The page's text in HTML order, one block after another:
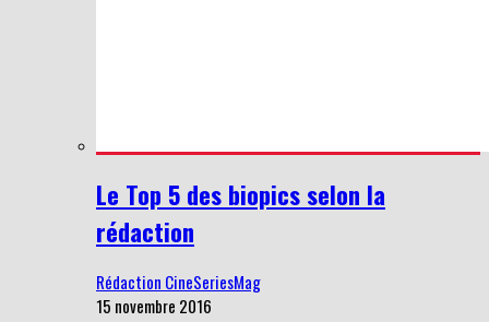
Le Top 5 des biopics selon la
rédaction
Rédaction CineSeriesMag
15 novembre 2016